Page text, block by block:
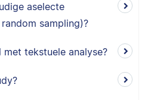
aselecte
sampling)?
tekstuele analyse?